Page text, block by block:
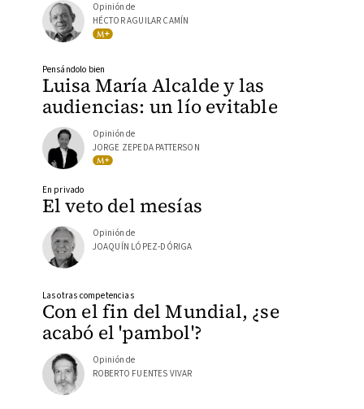
Opinión de
HÉCTOR AGUILAR CAMÍN
Luisa María Alcalde y las
audiencias: un lío evitable
Pensándolo bien
Opinión de
JORGE ZEPEDA PATTERSON
El veto del mesías
En privado
Opinión de
JOAQUÍN LÓPEZ-DÓRIGA
Con el fin del Mundial, ¿se
acabó el 'pambol'?
Las otras competencias
Opinión de
ROBERTO FUENTES VIVAR